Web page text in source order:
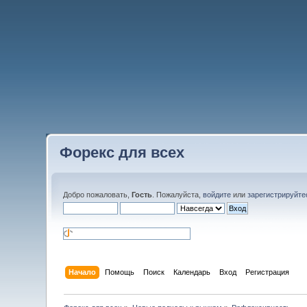
Форекс для всех
Добро пожаловать,Гость . Пожалуйста,войдите или
Начало Помощь Поиск Календарь Вход Регистрация